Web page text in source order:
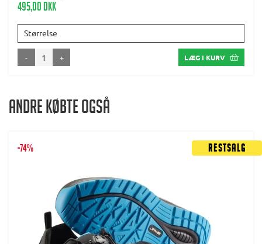
495,00 DKK
Størrelse
- + LÆG I KURV
Andre købte også
Restsalg
-74%